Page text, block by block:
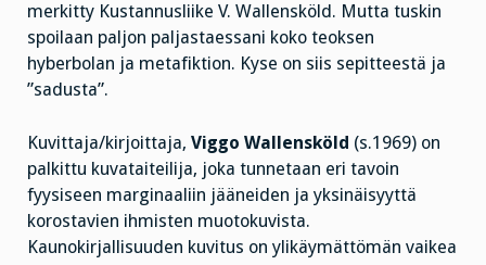
merkitty Kustannusliike V. Wallensköld. Mutta tuskin
spoilaan paljon paljastaessani koko teoksen
hyberbolan ja metafiktion. Kyse on siis sepitteestä ja
”sadusta”.
Kuvittaja/kirjoittaja, Viggo Wallensköld (s.1969) on
palkittu kuvataiteilija, joka tunnetaan eri tavoin
fyysiseen marginaaliin jääneiden ja yksinäisyyttä
korostavien ihmisten muotokuvista.
Kaunokirjallisuuden kuvitus on ylikäymättömän vaikea